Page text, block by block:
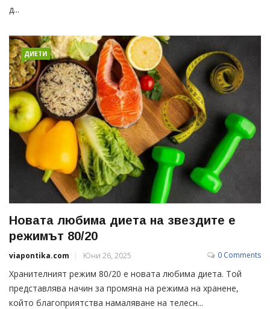
д...
ДИЕТИ
Новата любима диета на звездите е
режимът 80/20
viapontika.com Юни 26, 2025 0 Comments
Хранителният режим 80/20 е новата любима диета. Той
представлява начин за промяна на режима на хранене,
който благоприятства намаляване на телесн...